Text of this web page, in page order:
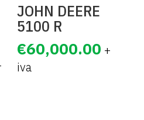
JOHN DEERE
5100 R
€60,000.00